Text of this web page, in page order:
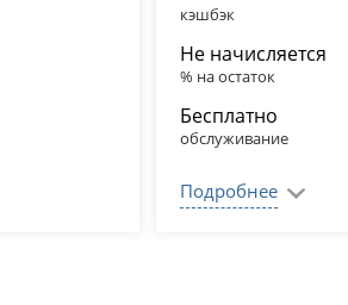
кэшбэк
Не начисляется
% на остаток
Бесплатно
обслуживание
Подробнее